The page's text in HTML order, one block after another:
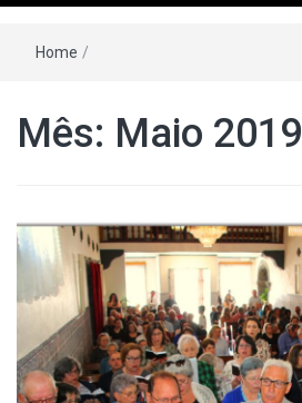
Home /
Mês: Maio 2019